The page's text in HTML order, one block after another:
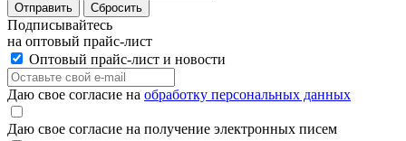
Отправить Сбросить
Подписывайтесь
на оптовый прайс-лист
Оптовый прайс-лист и новости
Даю свое согласие на обработку персональных данных
Даю свое согласие на получение электронных писем